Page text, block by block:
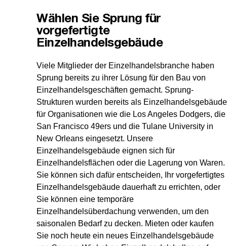
Wählen Sie Sprung für
vorgefertigte
Einzelhandelsgebäude
Viele Mitglieder der Einzelhandelsbranche haben
Sprung bereits zu ihrer Lösung für den Bau von
Einzelhandelsgeschäften gemacht. Sprung-
Strukturen wurden bereits als Einzelhandelsgebäude
für Organisationen wie die Los Angeles Dodgers, die
San Francisco 49ers und die Tulane University in
New Orleans eingesetzt. Unsere
Einzelhandelsgebäude eignen sich für
Einzelhandelsflächen oder die Lagerung von Waren.
Sie können sich dafür entscheiden, Ihr vorgefertigtes
Einzelhandelsgebäude dauerhaft zu errichten, oder
Sie können eine temporäre
Einzelhandelsüberdachung verwenden, um den
saisonalen Bedarf zu decken. Mieten oder kaufen
Sie noch heute ein neues Einzelhandelsgebäude